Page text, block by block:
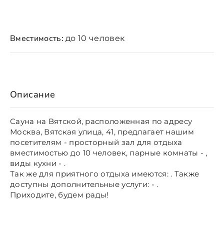
Описание
Сауна на Вятской, расположенная по адресу
Москва, Вятская улица, 41, предлагает нашим
посетителям - просторный зал для отдыха
вместимостью до 10 человек, парные комнаты - ,
виды кухни - .
Так же для приятного отдыха имеются: . Также
доступны дополнительные услуги: - .
Приходите, будем рады!
Вместимость: до 10 человек